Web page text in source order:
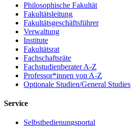
Philosophische Fakultät
Fakultätsleitung
Fakultätsgeschäftsführer
Verwaltung
Institute
Fakultätsrat
Fachschaftsräte
Fachstudienberater A-Z
Professor*innen von A-Z
Optionale Studien/General Studies
Service
Selbstbedienungsportal